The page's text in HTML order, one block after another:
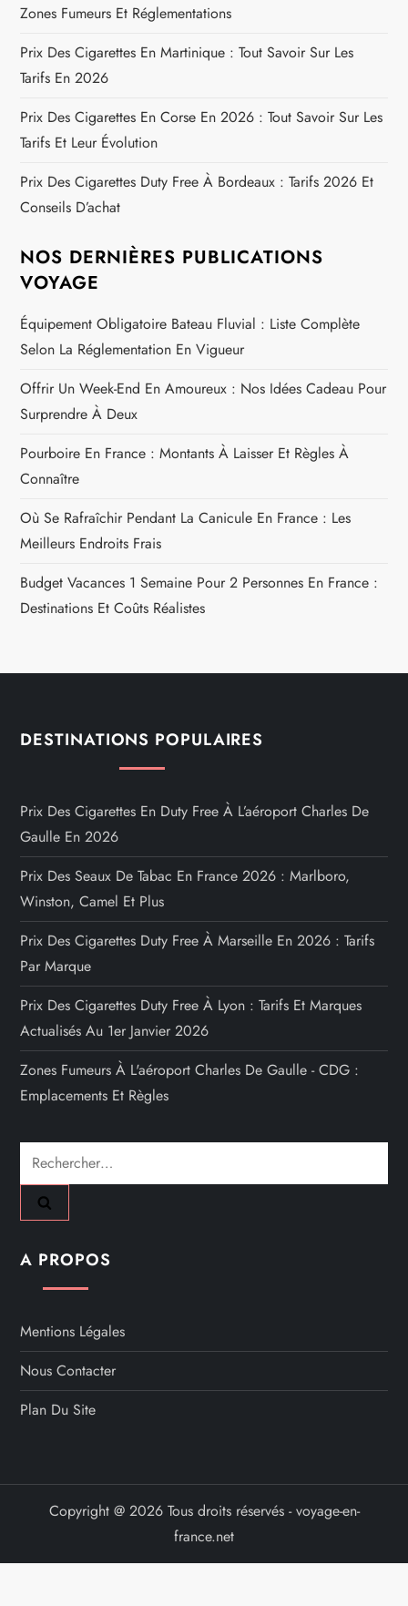
Zones Fumeurs Et Réglementations
Prix Des Cigarettes En Martinique : Tout Savoir Sur Les
Tarifs En 2026
Prix Des Cigarettes En Corse En 2026 : Tout Savoir Sur Les
Tarifs Et Leur Évolution
Prix Des Cigarettes Duty Free À Bordeaux : Tarifs 2026 Et
Conseils D’achat
NOS DERNIÈRES PUBLICATIONS
VOYAGE
Équipement Obligatoire Bateau Fluvial : Liste Complète
Selon La Réglementation En Vigueur
Offrir Un Week-End En Amoureux : Nos Idées Cadeau Pour
Surprendre À Deux
Pourboire En France : Montants À Laisser Et Règles À
Connaître
Où Se Rafraîchir Pendant La Canicule En France : Les
Meilleurs Endroits Frais
Budget Vacances 1 Semaine Pour 2 Personnes En France :
Destinations Et Coûts Réalistes
DESTINATIONS POPULAIRES
Prix Des Cigarettes En Duty Free À L’aéroport Charles De
Gaulle En 2026
Prix Des Seaux De Tabac En France 2026 : Marlboro,
Winston, Camel Et Plus
Prix Des Cigarettes Duty Free À Marseille En 2026 : Tarifs
Par Marque
Prix Des Cigarettes Duty Free À Lyon : Tarifs Et Marques
Actualisés Au 1er Janvier 2026
Zones Fumeurs À L'aéroport Charles De Gaulle - CDG :
Emplacements Et Règles
Rechercher :
A PROPOS
Mentions Légales
Nous Contacter
Plan Du Site
Copyright @ 2026 Tous droits réservés - voyage-en-
france.net